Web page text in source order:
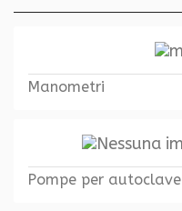
Manometri
Pompe per autoclave